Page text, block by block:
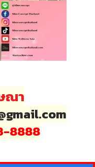
ณา
8888